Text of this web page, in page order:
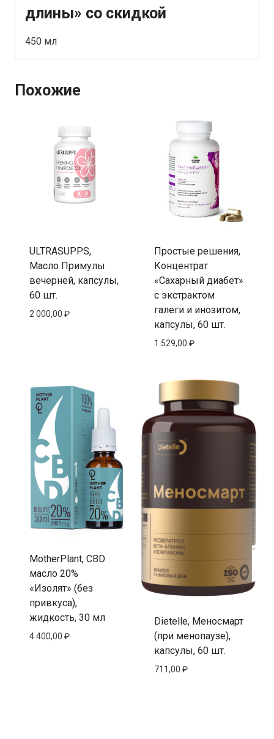
длины» со скидкой
450 мл
Похожие
ULTRASUPPS,
Масло Примулы
вечерней, капсулы,
60 шт.
2 000,00 ₽
Простые решения,
Концентрат
«Сахарный диабет»
с экстрактом
галеги и инозитом,
капсулы, 60 шт.
1 529,00 ₽
MotherPlant, CBD
масло 20%
«Изолят» (без
привкуса),
жидкость, 30 мл
4 400,00 ₽
Dietelle, Меносмарт
(при менопаузе),
капсулы, 60 шт.
711,00 ₽